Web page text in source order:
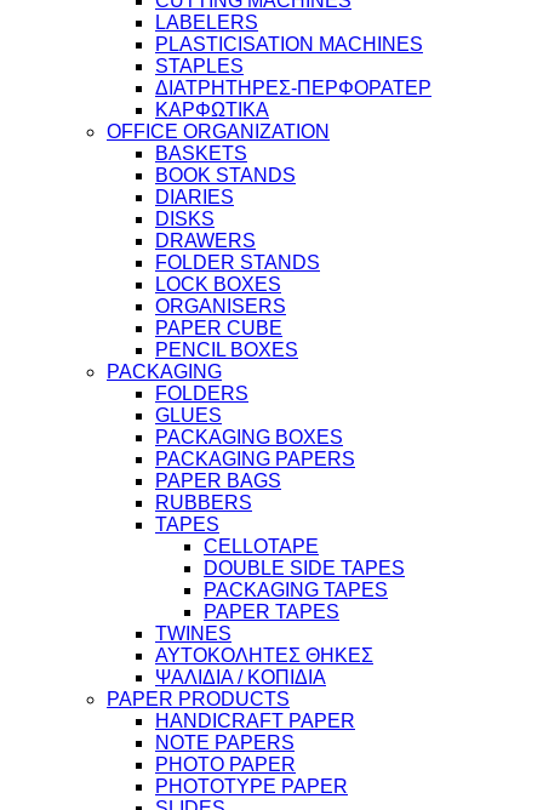
LABELERS
PLASTICISATION MACHINES
STAPLES
ΔΙΑΤΡΗΤΗΡΕΣ-ΠΕΡΦΟΡΑΤΕΡ
ΚΑΡΦΩΤΙΚΑ
OFFICE ORGANIZATION
BASKETS
BOOK STANDS
DIARIES
DISKS
DRAWERS
FOLDER STANDS
LOCK BOXES
ORGANISERS
PAPER CUBE
PENCIL BOXES
PACKAGING
FOLDERS
GLUES
PACKAGING BOXES
PACKAGING PAPERS
PAPER BAGS
RUBBERS
TAPES
CELLOTAPE
DOUBLE SIDE TAPES
PACKAGING TAPES
PAPER TAPES
TWINES
ΑΥΤΟΚΟΛΗΤΕΣ ΘΗΚΕΣ
ΨΑΛΙΔΙΑ / ΚΟΠΙΔΙΑ
PAPER PRODUCTS
HANDICRAFT PAPER
NOTE PAPERS
PHOTO PAPER
PHOTOTYPE PAPER